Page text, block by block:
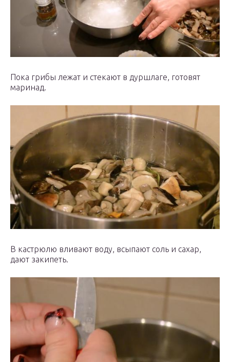
Пока грибы лежат и стекают в дуршлаге, готовят
маринад.
В кастрюлю вливают воду, всыпают соль и сахар,
дают закипеть.